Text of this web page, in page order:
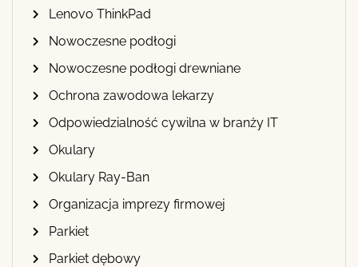
Lenovo ThinkPad
Nowoczesne podłogi
Nowoczesne podłogi drewniane
Ochrona zawodowa lekarzy
Odpowiedzialność cywilna w branży IT
Okulary
Okulary Ray-Ban
Organizacja imprezy firmowej
Parkiet
Parkiet dębowy